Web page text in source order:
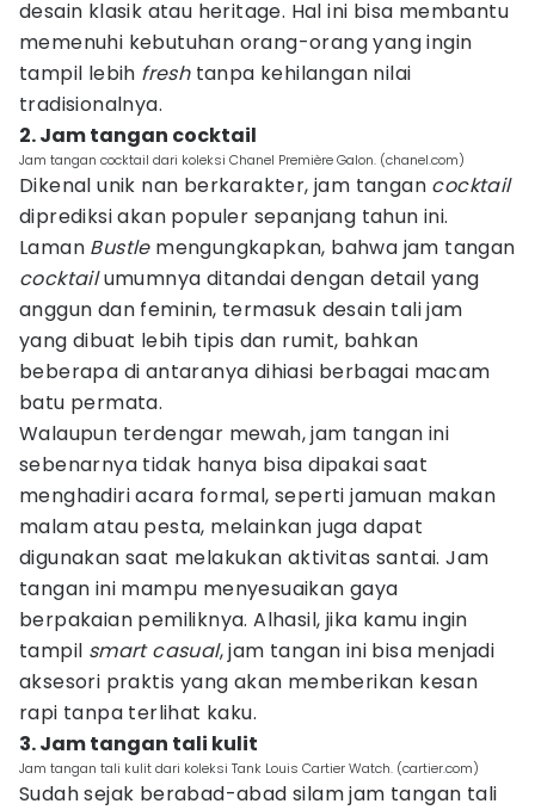
desain klasik atau heritage. Hal ini bisa membantu
memenuhi kebutuhan orang-orang yang ingin
tampil lebih freshtanpa kehilangan nilai
tradisionalnya.
2. Jam tangan cocktail
Jam tangan cocktail dari koleksi Chanel Première Galon. (chanel.com)
Dikenal unik nan berkarakter, jam tangan cocktail
diprediksi akan populer sepanjang tahun ini.
Laman Bustlemengungkapkan, bahwa jam tangan
cocktailumumnya ditandai dengan detail yang
anggun dan feminin, termasuk desain tali jam
yang dibuat lebih tipis dan rumit, bahkan
beberapa di antaranya dihiasi berbagai macam
batu permata.
Walaupun terdengar mewah, jam tangan ini
sebenarnya tidak hanya bisa dipakai saat
menghadiri acara formal, seperti jamuan makan
malam atau pesta, melainkan juga dapat
digunakan saat melakukan aktivitas santai. Jam
tangan ini mampu menyesuaikan gaya
berpakaian pemiliknya. Alhasil, jika kamu ingin
tampil smart casual, jam tangan ini bisa menjadi
aksesori praktis yang akan memberikan kesan
rapi tanpa terlihat kaku.
3. Jam tangan tali kulit
Jam tangan tali kulit dari koleksi Tank Louis Cartier Watch. (cartier.com)
Sudah sejak berabad-abad silam jam tangan tali